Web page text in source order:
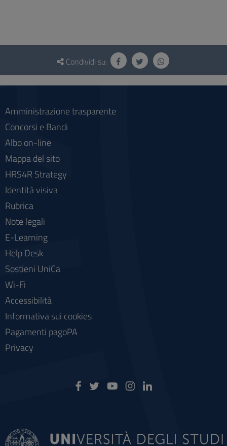
Questionario
social
Condividi su:
Amministrazione trasparente
Concorsi e Bandi
Albo on-line
Mappa del sito
HRS4R Strategy
Identità visiva
Rubrica
Note legali
E-Learning
Help Desk
Sostieni UniCa
Wi-Fi
Accessibilità
Informativa sui cookies
Pagamenti pagoPA
Privacy